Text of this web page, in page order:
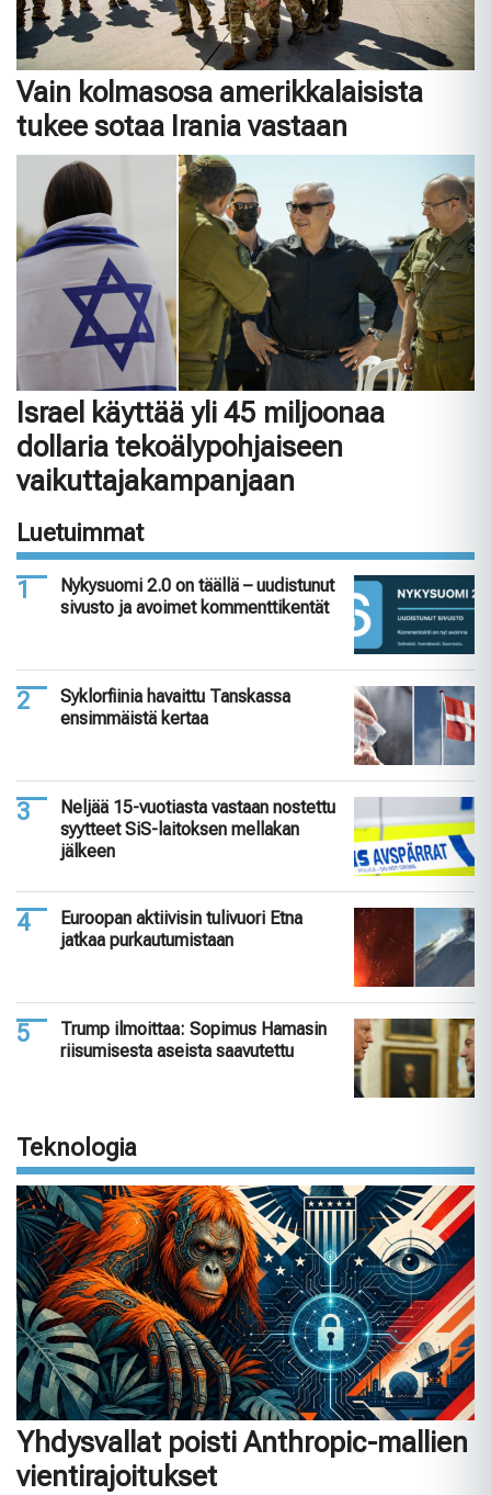
Vain kolmasosa amerikkalaisista
tukee sotaa Irania vastaan
Israel käyttää yli 45 miljoonaa
dollaria tekoälypohjaiseen
vaikuttajakampanjaan
Luetuimmat
Nykysuomi 2.0 on täällä – uudistunut
sivusto ja avoimet kommenttikentät
Syklorfiinia havaittu Tanskassa
ensimmäistä kertaa
Neljää 15-vuotiasta vastaan nostettu
syytteet SiS-laitoksen mellakan
jälkeen
Euroopan aktiivisin tulivuori Etna
jatkaa purkautumistaan
Trump ilmoittaa: Sopimus Hamasin
riisumisesta aseista saavutettu
Teknologia
Yhdysvallat poisti Anthropic-mallien
vientirajoitukset